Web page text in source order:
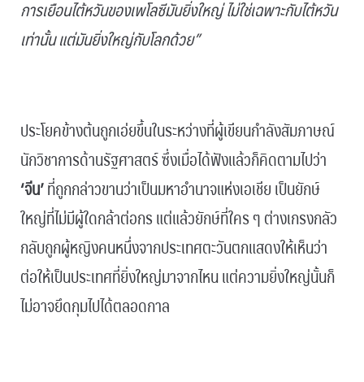
การเยือนไต้หวันของเพโลซีมันยิ่งใหญ่ ไม่ใช่เฉพาะกับไต้หวัน
เท่านั้น แต่มันยิ่งใหญ่กับโลกด้วย”
ประโยคข้างต้นถูกเอ่ยขึ้นในระหว่างที่ผู้เขียนกำลังสัมภาษณ์
นักวิชาการด้านรัฐศาสตร์ ซึ่งเมื่อได้ฟังแล้วก็คิดตามไปว่า
‘จีน’ที่ถูกกล่าวขานว่าเป็นมหาอำนาจแห่งเอเชีย เป็นยักษ์
ใหญ่ที่ไม่มีผู้ใดกล้าต่อกร แต่แล้วยักษ์ที่ใคร ๆ ต่างเกรงกลัว
กลับถูกผู้หญิงคนหนึ่งจากประเทศตะวันตกแสดงให้เห็นว่า
ต่อให้เป็นประเทศที่ยิ่งใหญ่มาจากไหน แต่ความยิ่งใหญ่นั้นก็
ไม่อาจยึดกุมไปได้ตลอดกาล